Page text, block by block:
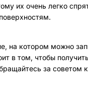
их очень легко
на котором можно
в том, чтобы
за советом